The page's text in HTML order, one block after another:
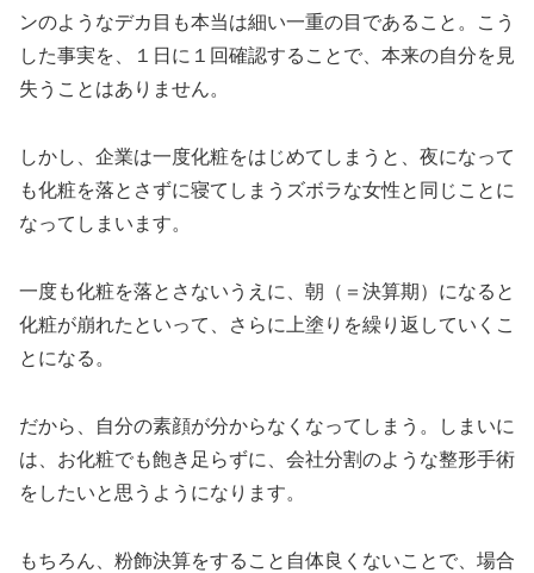
ンのようなデカ目も本当は細い一重の目であること。こう
した事実を、１日に１回確認することで、本来の自分を見
失うことはありません。
しかし、企業は一度化粧をはじめてしまうと、夜になって
も化粧を落とさずに寝てしまうズボラな女性と同じことに
なってしまいます。
一度も化粧を落とさないうえに、朝（＝決算期）になると
化粧が崩れたといって、さらに上塗りを繰り返していくこ
とになる。
だから、自分の素顔が分からなくなってしまう。しまいに
は、お化粧でも飽き足らずに、会社分割のような整形手術
をしたいと思うようになります。
もちろん、粉飾決算をすること自体良くないことで、場合